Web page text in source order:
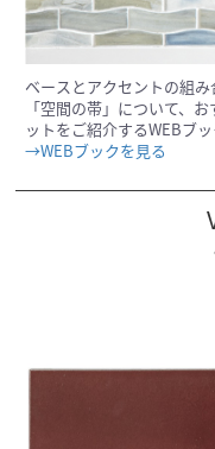
ベースとアクセントの組
「空間の帯」について、
ットをご紹介するWEBブッ
→WEBブックを見る